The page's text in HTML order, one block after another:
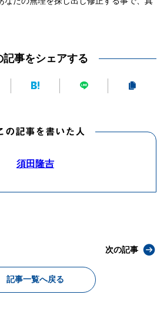
記事をシェアする
の記事を書いた人
須田隆吉
記事一覧へ戻る
次の記事